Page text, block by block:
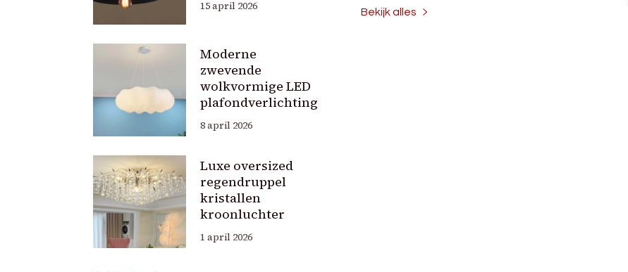
15 april 2026
Moderne
zwevende
wolkvormige LED
plafondverlichting
8 april 2026
Luxe oversized
regendruppel
kristallen
kroonluchter
1 april 2026
Bekijk alles